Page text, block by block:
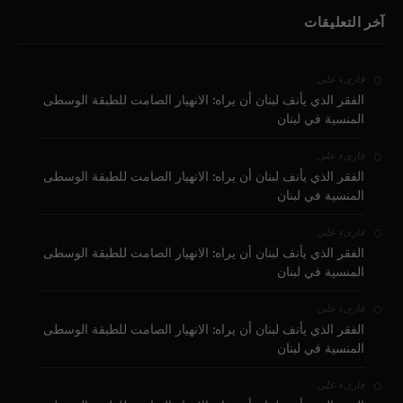
آخر التعليقات
قارىء على
الفقر الذي يأنف لبنان أن يراه: الانهيار الصامت للطبقة الوسطى
المنسية في لبنان
قارىء على
الفقر الذي يأنف لبنان أن يراه: الانهيار الصامت للطبقة الوسطى
المنسية في لبنان
قارىء على
الفقر الذي يأنف لبنان أن يراه: الانهيار الصامت للطبقة الوسطى
المنسية في لبنان
قارىء على
الفقر الذي يأنف لبنان أن يراه: الانهيار الصامت للطبقة الوسطى
المنسية في لبنان
قارىء على